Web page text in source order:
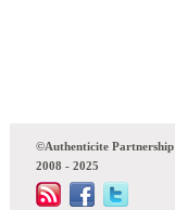
©Authenticite Partnership
2008 - 2025